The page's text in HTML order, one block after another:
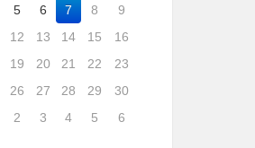
5 6 7 8
9
12 13 14 15
16
19 20 21 22
23
26 27 28 29
30
2 3 4 5 6